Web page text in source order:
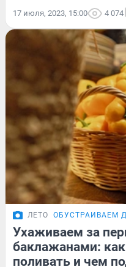
17 июля, 2023, 15:00 4 074
ЛЕТО ОБУСТРАИВАЕМ
Ухаживаем за
баклажанами:
поливать и чем